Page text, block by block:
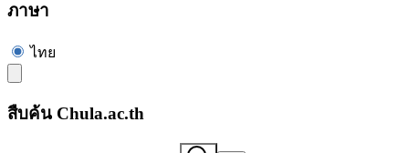
ภาษา
ไทย
สืบค้น Chula.ac.th